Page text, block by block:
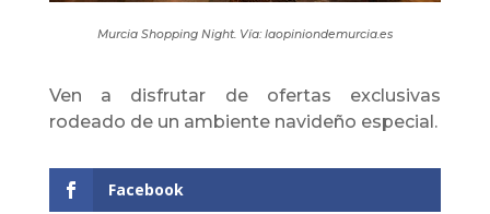
Murcia Shopping Night. Vía: laopiniondemurcia.es
Ven a disfrutar de ofertas exclusivas
rodeado de un ambiente navideño especial.
Facebook